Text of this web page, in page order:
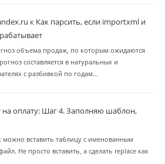
к Как парсить, если importxml и
объема продаж, по которым ожидаются
составляется в натуральных и
с разбивкой по годам…
на оплату: Шаг 4. Заполняю шаблон,
можно вставить таблицу с именованным
Не просто вставить, а сделать replace как